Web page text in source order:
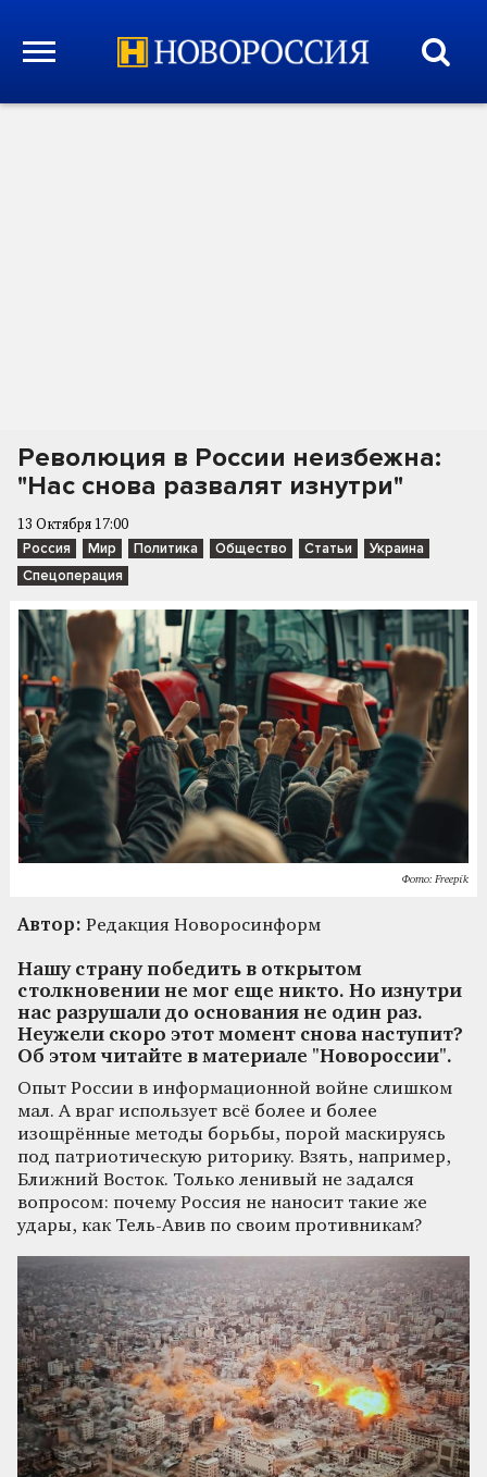
Революция в России неизбежна:
"Нас снова развалят изнутри"
13 Октября 17:00
Россия Мир Политика Общество Статьи
Украина
Спецоперация
Фото: Freepik
Автор: Редакция Новоросинформ
Нашу страну победить в открытом
столкновении не мог еще никто. Но изнутри
нас разрушали до основания не один раз.
Неужели скоро этот момент снова наступит?
Об этом читайте в материале "Новороссии".
Опыт России в информационной войне слишком
мал. А враг использует всё более и более
изощрённые методы борьбы, порой маскируясь
под патриотическую риторику. Взять, например,
Ближний Восток. Только ленивый не задался
вопросом: почему Россия не наносит такие же
удары, как Тель-Авив по своим противникам?